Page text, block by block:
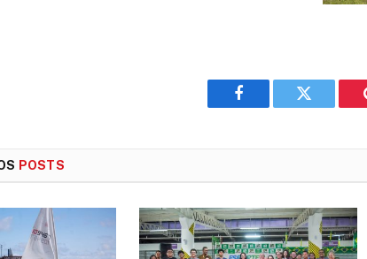
Facebook Twitter
POSTS